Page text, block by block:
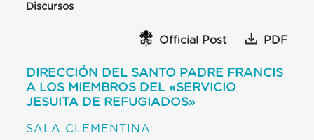
Discursos
Official Post PDF
DIRECCIÓN DEL SANTO PADRE FRANCIS
A LOS MIEMBROS DEL «SERVICIO
JESUITA DE REFUGIADOS»
SALA CLEMENTINA